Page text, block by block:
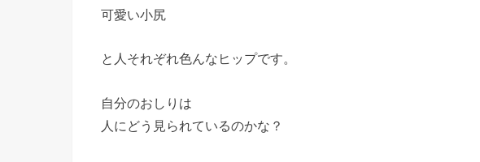
可愛い小尻
と人それぞれ色んなヒップです。
自分のおしりは
人にどう見られているのかな？